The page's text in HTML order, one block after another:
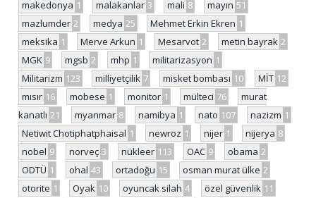
makedonya 1 malakanlar 3 mali 8 mayın 51
mazlumder 2 medya 25 Mehmet Erkin Ekren 1
meksika 1 Merve Arkun 1 Mesarvot 2 metin bayrak 2
MGK 9 mgsb 2 mhp 1 militarizasyon 1
Militarizm 123 milliyetçilik 7 misket bombası 10 MİT 12
mısır 16 mobese 1 monitor 1 mülteci 76
murat
kanatlı 21 myanmar 8 namibya 1 nato 107 nazizm 1
Netiwit Chotiphatphaisal 1 newroz 1 nijer 1 nijerya 8
nobel 9 norveç 3 nükleer 113 OAC 9 obama 2
ODTÜ 1 ohal 43 ortadoğu 15 osman murat ülke 2
otorite 1 Oyak 10 oyuncak silah 4 özel güvenlik 11